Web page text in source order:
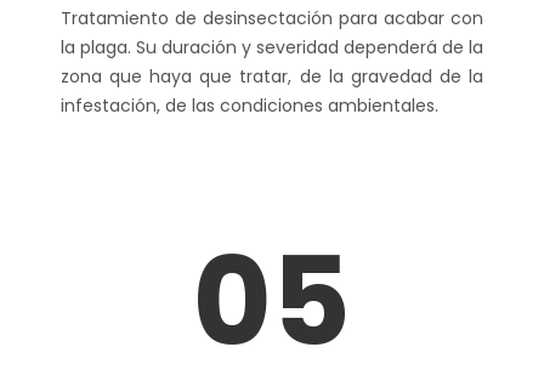
Tratamiento de desinsectación para acabar con
la plaga. Su duración y severidad dependerá de la
zona que haya que tratar, de la gravedad de la
infestación, de las condiciones ambientales.
05